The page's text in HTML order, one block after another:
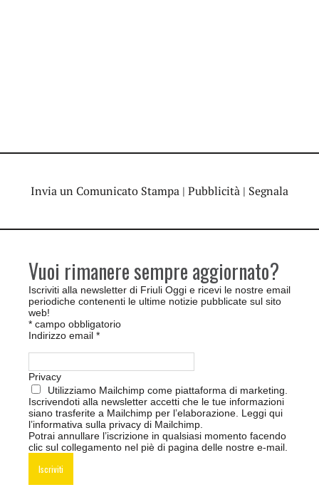
Invia un Comunicato Stampa | Pubblicità | Segnala
Vuoi rimanere sempre aggiornato?
Iscriviti alla newsletter di Friuli Oggi e ricevi le nostre email
periodiche contenenti le ultime notizie pubblicate sul sito
web!
* campo obbligatorio
Indirizzo email *
Privacy
Utilizziamo Mailchimp come piattaforma di marketing.
Iscrivendoti alla newsletter accetti che le tue informazioni
siano trasferite a Mailchimp per l’elaborazione. Leggi qui
l’informativa sulla privacy di Mailchimp
Potrai annullare l’iscrizione in qualsiasi momento facendo
clic sul collegamento nel piè di pagina delle nostre e-mail.